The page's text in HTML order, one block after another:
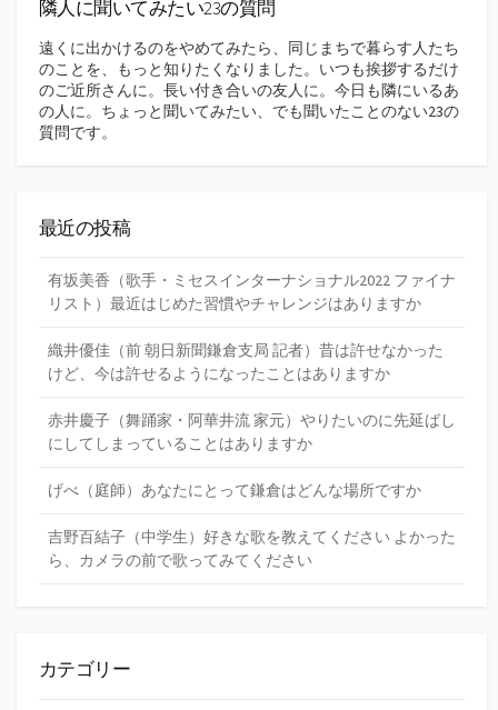
隣人に聞いてみたい23の質問
遠くに出かけるのをやめてみたら、同じまちで暮らす人たち
のことを、もっと知りたくなりました。いつも挨拶するだけ
のご近所さんに。長い付き合いの友人に。今日も隣にいるあ
の人に。ちょっと聞いてみたい、でも聞いたことのない23の
質問です。
最近の投稿
有坂美香（歌手・ミセスインターナショナル2022 ファイナ
リスト）最近はじめた習慣やチャレンジはありますか
織井優佳（前 朝日新聞鎌倉支局 記者）昔は許せなかった
けど、今は許せるようになったことはありますか
赤井慶子（舞踊家・阿華井流 家元）やりたいのに先延ばし
にしてしまっていることはありますか
げべ（庭師）あなたにとって鎌倉はどんな場所ですか
吉野百結子（中学生）好きな歌を教えてください よかった
ら、カメラの前で歌ってみてください
カテゴリー